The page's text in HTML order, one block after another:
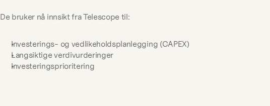
De bruker nå innsikt fra Telescope til:
Investerings- og vedlikeholdsplanlegging (CAPEX)
Langsiktige verdivurderinger
Investeringsprioritering